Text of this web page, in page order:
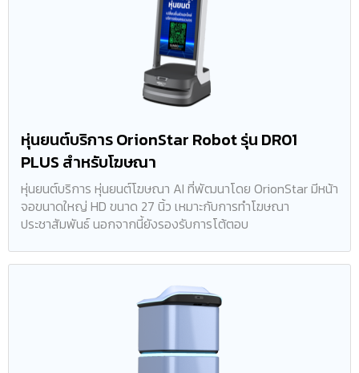
หุ่นยนต์บริการ OrionStar Robot รุ่น DR01
PLUS สำหรับโฆษณา
หุ่นยนต์บริการ หุ่นยนต์โฆษณา AI ที่พัฒนาโดย OrionStar มีหน้า
จอขนาดใหญ่ HD ขนาด 27 นิ้ว เหมาะกับการทำโฆษณา
ประชาสัมพันธ์ นอกจากนี้ยังรองรับการโต้ตอบ